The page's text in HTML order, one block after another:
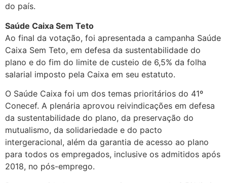
do país.
Saúde Caixa Sem Teto
Ao final da votação, foi apresentada a campanha Saúde
Caixa Sem Teto, em defesa da sustentabilidade do
plano e do fim do limite de custeio de 6,5% da folha
salarial imposto pela Caixa em seu estatuto.
O Saúde Caixa foi um dos temas prioritários do 41º
Conecef. A plenária aprovou reivindicações em defesa
da sustentabilidade do plano, da preservação do
mutualismo, da solidariedade e do pacto
intergeracional, além da garantia de acesso ao plano
para todos os empregados, inclusive os admitidos após
2018, no pós-emprego.